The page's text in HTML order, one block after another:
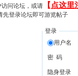
问论坛，或请 【 点这里
先登录论坛即可游览帖子
登录
用户名
密 码
隐身登录